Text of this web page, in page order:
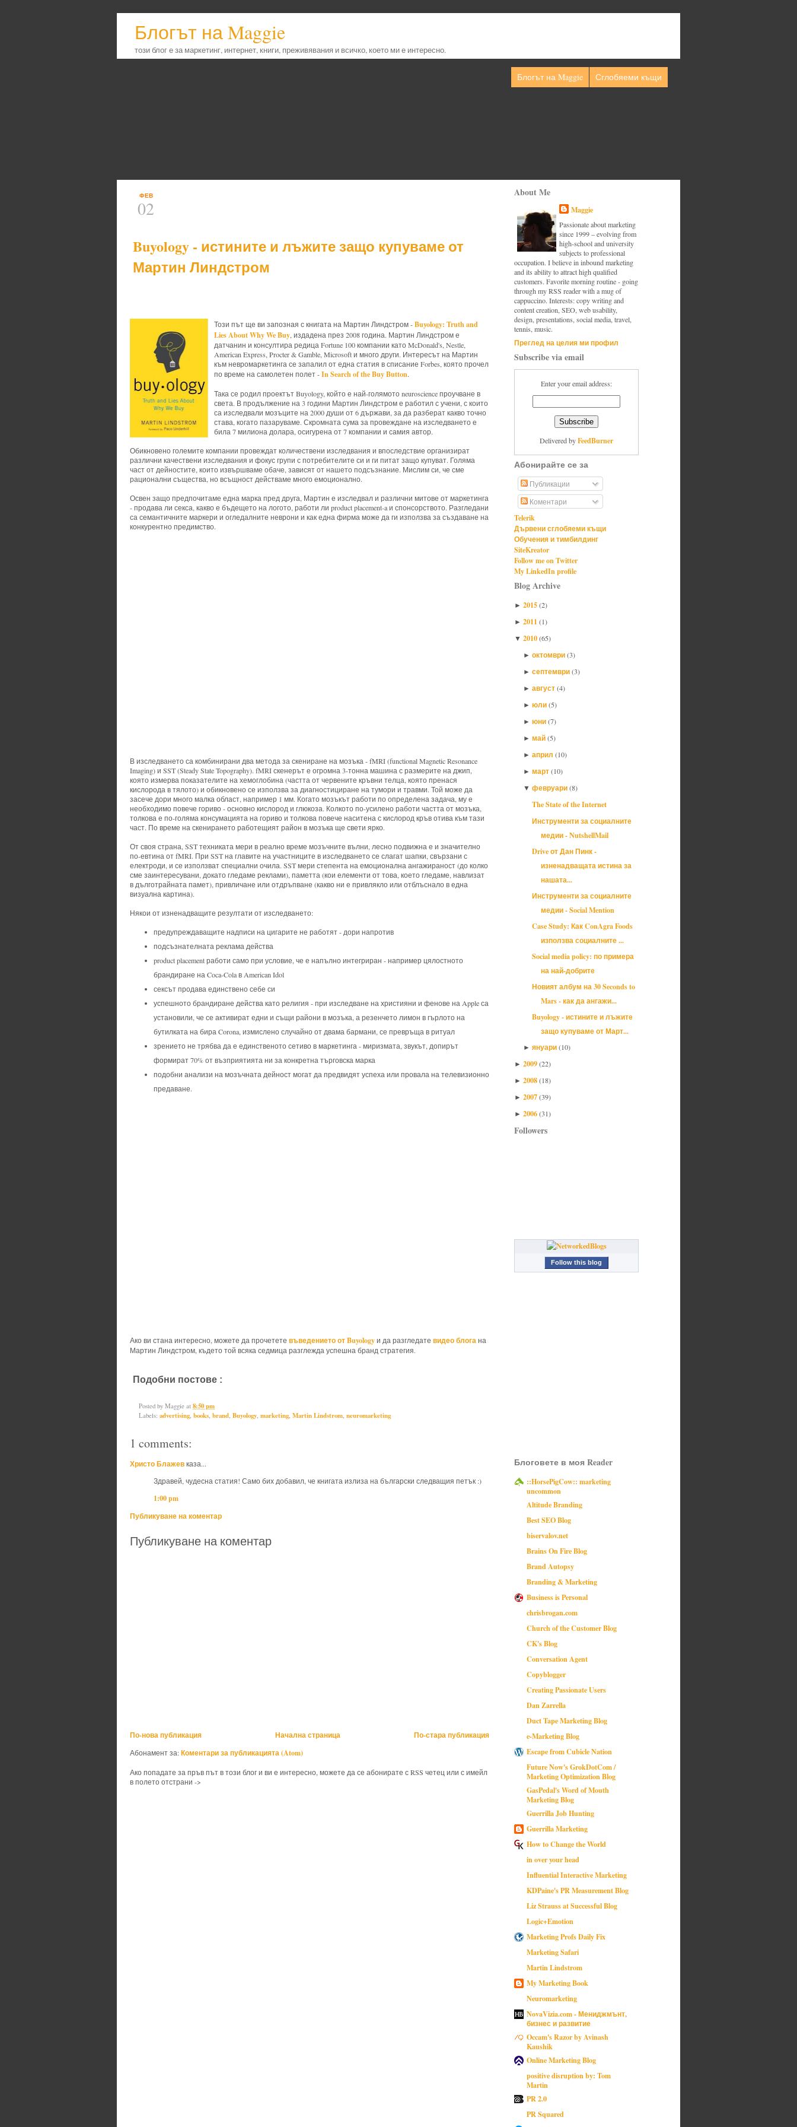
Блогът на Maggie
този блог е за маркетинг, интернет, книги, преживявания и всичко, което ми е интересно.
Блогът на Maggie Сглобяеми къщи
ФЕВ
02
Buyology - истините и лъжите защо купуваме от
Мартин Линдстром
Този път ще ви запозная с книгата на Мартин Линдстром -Buyology: Truth and
Lies About Why We Buy, издадена през 2008 година. Мартин Линдстром е
датчанин и консултира редица Fortune 100 компании като McDonald's, Nestle,
American Express, Procter & Gamble, Microsoft и много други. Интересът на Мартин
към невромаркетинга се запалил от една статия в списание Forbes, която прочел
по време на самолетен полет -In Search of the Buy Button.
Така се родил проектът Buyology, който е най-голямото neuroscience проучване в
света. В продължение на 3 години Мартин Линдстром е работил с учени, с които
са изследвали мозъците на 2000 души от 6 държави, за да разберат какво точно
става, когато пазаруваме. Скромната сума за провеждане на изследването е
била 7 милиона долара, осигурена от 7 компании и самия автор.
Обикновено големите компании провеждат количествени изследвания и впоследствие организират
различни качествени изследвания и фокус групи с потребителите си и ги питат защо купуват. Голяма
част от дейностите, които извършваме обаче, зависят от нашето подсъзнание. Мислим си, че сме
рационални същества, но всъщност действаме много емоционално.
Освен защо предпочитаме една марка пред друга, Мартин е изследвал и различни митове от маркетинга
- продава ли секса, какво е бъдещето на логото, работи ли product placement-a и спонсорството. Разгледани
са семантичните маркери и огледалните неврони и как една фирма може да ги използва за създаване на
конкурентно предимство.
В изследването са комбинирани два метода за скениране на мозъка - fMRI (functional Magnetic Resonance
Imaging) и SST (Steady State Topography). fMRI скенерът е огромна 3-тонна машина с размерите на джип,
която измерва показателите на хемоглобина (частта от червените кръвни телца, която пренася
кислорода в тялото) и обикновено се използва за диагностициране на тумори и травми. Той може да
засече дори много малка област, например 1 мм. Когато мозъкът работи по определена задача, му е
необходимо повече гориво - основно кислород и глюкоза. Колкото по-усилено работи частта от мозъка,
толкова е по-голяма консумацията на гориво и толкова повече наситена с кислород кръв отива към тази
част. По време на скенирането работещият район в мозъка ще свети ярко.
От своя страна, SST техниката мери в реално време мозъчните вълни, лесно подвижна е и значително
по-евтина от fMRI. При SST на главите на участниците в изследването се слагат шапки, свързани с
електроди, и се използват специални очила. SST мери степента на емоционална ангажираност (до колко
сме заинтересувани, докато гледаме реклами), паметта (кои елементи от това, което гледаме, навлизат
в дълготрайната памет), привличане или отдръпване (какво ни е привлякло или отблъснало в една
визуална картина).
Някои от изненадващите резултати от изследването:
предупреждаващите надписи на цигарите не работят - дори напротив
подсъзнателната реклама действа
product placement работи само при условие, че е напълно интегриран - например цялостното
брандиране на Coca-Cola в American Idol
сексът продава единствено себе си
успешното брандиране действа като религия - при изследване на християни и фенове на Apple са
установили, че се активират едни и същи райони в мозъка, а резенчето лимон в гърлото на
бутилката на бира Corona, измислено случайно от двама бармани, се превръща в ритуал
зрението не трябва да е единственото сетиво в маркетинга - миризмата, звукът, допирът
формират 70% от възприятията ни за конкретна търговска марка
подобни анализи на мозъчната дейност могат да предвидят успеха или провала на телевизионно
предаване.
Ако ви стана интересно, можете да прочетете въведението от Buyologyи да разгледате видео блогана
Мартин Линдстром, където той всяка седмица разглежда успешна бранд стратегия.
Подобни постове :
Posted by Maggie at 8:50 pm
Labels: advertising, books brand Buyology marketing, Martin Lindstrom neuromarketing
1 comments:
Христо Блажевказа...
Здравей, чудесна статия! Само бих добавил, че книгата излиза на български следващия петък :)
1:00 pm
Публикуване на коментар
Публикуване на коментар
По-нова публикация По-стара публикация
Начална страница
Абонамент за:Коментари за публикацията (Atom)
Ако попадате за пръв път в този блог и ви е интересно, можете да се абонирате с RSS четец или с имейл
в полето отстрани ->
About Me
Maggie
Passionate about marketing
since 1999 – evolving from
high-school and university
subjects to professional
occupation. I believe in inbound marketing
and its ability to attract high qualified
customers. Favorite morning routine - going
through my RSS reader with a mug of
cappuccino. Interests: copy writing and
content creation, SEO, web usability,
design, presentations, social media, travel,
tennis, music.
Преглед на целия ми профил
Subscribe via email
Enter your email address:
Delivered byFeedBurner
Абонирайте се за
Публикации
Коментари
Telerik
Дървени сглобяеми къщи
Обучения и тимбилдинг
SiteKreator
Follow me on Twitter
My LinkedIn profile
Blog Archive
► 2015(2)
► 2011(1)
▼ 2010(65)
► октомври(3)
► септември(3)
► август(4)
► юли(5)
► юни(7)
► май(5)
► април (10)
► март(10)
▼ февруари(8)
The State of the Internet
Инструменти за социалните
медии - NutshellMail
Drive от Дан Пинк -
изненадващата истина за
нашата...
Инструменти за социалните
медии - Social Mention
Case Study: Как ConAgra Foods
използва социалните ...
Social media policy: по примера
на най-добрите
Новият албум на 30 Seconds to
Mars - как да ангажи...
Buyology - истините и лъжите
защо купуваме от Март...
► януари(10)
► 2009(22)
► 2008(18)
► 2007(39)
► 2006(31)
Followers
Follow this blog
Блоговете в моя Reader
::HorsePigCow:: marketing
uncommon
Altitude Branding
Best SEO Blog
biservalov.net
Brains On Fire Blog
Brand Autopsy
Branding & Marketing
Business is Personal
chrisbrogan.com
Church of the Customer Blog
CK's Blog
Conversation Agent
Copyblogger
Creating Passionate Users
Dan Zarrella
Duct Tape Marketing Blog
e-Marketing Blog
Escape from Cubicle Nation
Future Now's GrokDotCom /
Marketing Optimization Blog
GasPedal's Word of Mouth
Marketing Blog
Guerrilla Job Hunting
Guerrilla Marketing
How to Change the World
in over your head
Influential Interactive Marketing
KDPaine's PR Measurement Blog
Liz Strauss at Successful Blog
Logic+Emotion
Marketing Profs Daily Fix
Marketing Safari
Martin Lindstrom
My Marketing Book
Neuromarketing
NovaVizia.com - Мениджмънт,
бизнес и развитие
Occam's Razor by Avinash
Kaushik
Online Marketing Blog
positive disruption by: Tom
Martin
PR 2.0
PR Squared